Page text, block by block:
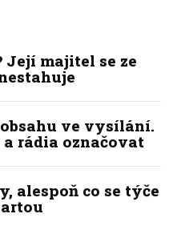
Její majitel se ze
ve vysílání.
rádia označovat
alespoň co se týče